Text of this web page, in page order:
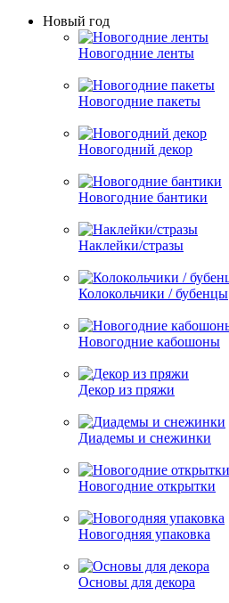
Новый год
Новогодние ленты
Новогодние пакеты
Новогодний декор
Новогодние бантики
Наклейки/стразы
Колокольчики / бубенцы
Новогодние кабошоны
Декор из пряжи
Диадемы и снежинки
Новогодние открытки
Новогодняя упаковка
Основы для декора